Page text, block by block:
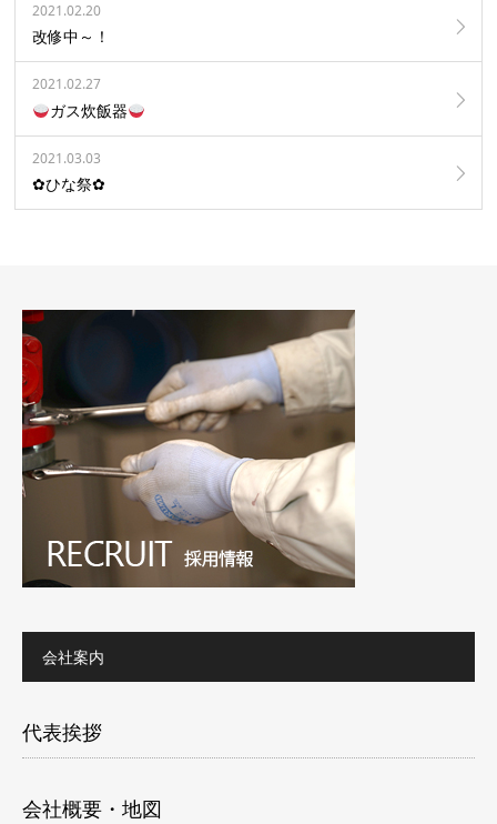
2021.02.20
改修中～！
2021.02.27
ガス炊飯器
2021.03.03
✿ひな祭✿
会社案内
代表挨拶
会社概要・地図